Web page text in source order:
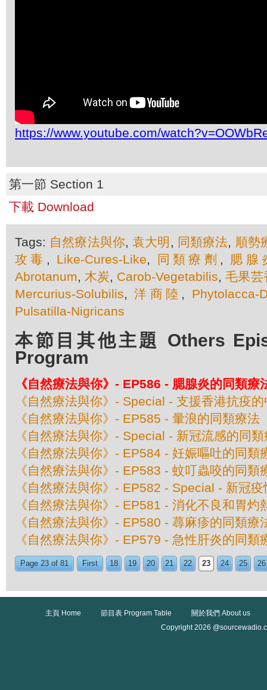
https://www.youtube.com/
第一節 Section 1
下載 Download
Tags: 自然療法與你,袁大明 , 同類療法, 順勢
攻毒 , Like-Cures-Like, 同類療劑 , 腮腺
Abrotanum, 木炭, Carob-Vegetabilis,毛果芸
Mercurius-Solubilis,洋商陸 , Phytolacca-
Pulsatilla-Nigricans
本節目其他主題 Others
Program
《自然療法與你》- EP586 - 腮腺炎的同類療
《自然療法與你》- Special - 支援香港抗疫
《自然療法與你》- EP585 - 暈浪的同類療法
《自然療法與你》- Special - 新冠流感的同
《自然療法與你》- EP584 - 妊娠嘔吐的同類
《自然療法與你》- EP583 - 蚊叮蟲咬的同類
《自然療法與你》- EP582 - Special - 新冠
《自然療法與你》- EP581 - 消化不良和胃灼
《自然療法與你》- EP580 - 蕁麻疹的同類療
《自然療法與你》- EP579 - 急性肝炎的同類
Page 23 of 81 First 18 19 20 21 22 23 24 25 26
主頁 Home 節目表 Program Table
關於我們 About us
Copyright 2026